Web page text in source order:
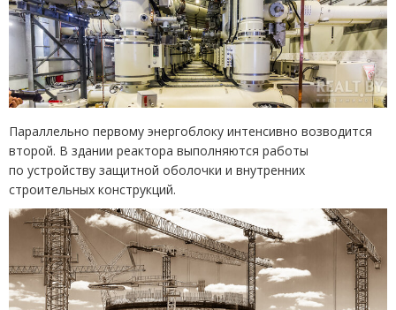
Параллельно первому энергоблоку интенсивно возводится
второй. В здании реактора выполняются работы
по устройству защитной оболочки и внутренних
строительных конструкций.